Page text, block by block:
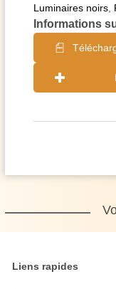
Luminaires noirs
Informations
Liens rapides